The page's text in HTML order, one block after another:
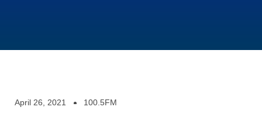
April 26, 2021 100.5FM